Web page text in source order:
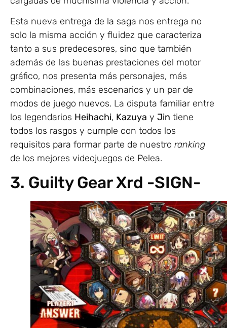
Esta nueva entrega de la saga nos entrega no
solo la misma acción y fluidez que caracteriza
tanto a sus predecesores, sino que también
además de las buenas prestaciones del motor
gráfico, nos presenta más personajes, más
combinaciones, más escenarios y un par de
modos de juego nuevos. La disputa familiar entre
los legendarios Heihachi, Kazuya y Jin tiene
todos los rasgos y cumple con todos los
requisitos para formar parte de nuestro ranking
de los mejores videojuegos de Pelea.
3. Guilty Gear Xrd -SIGN-